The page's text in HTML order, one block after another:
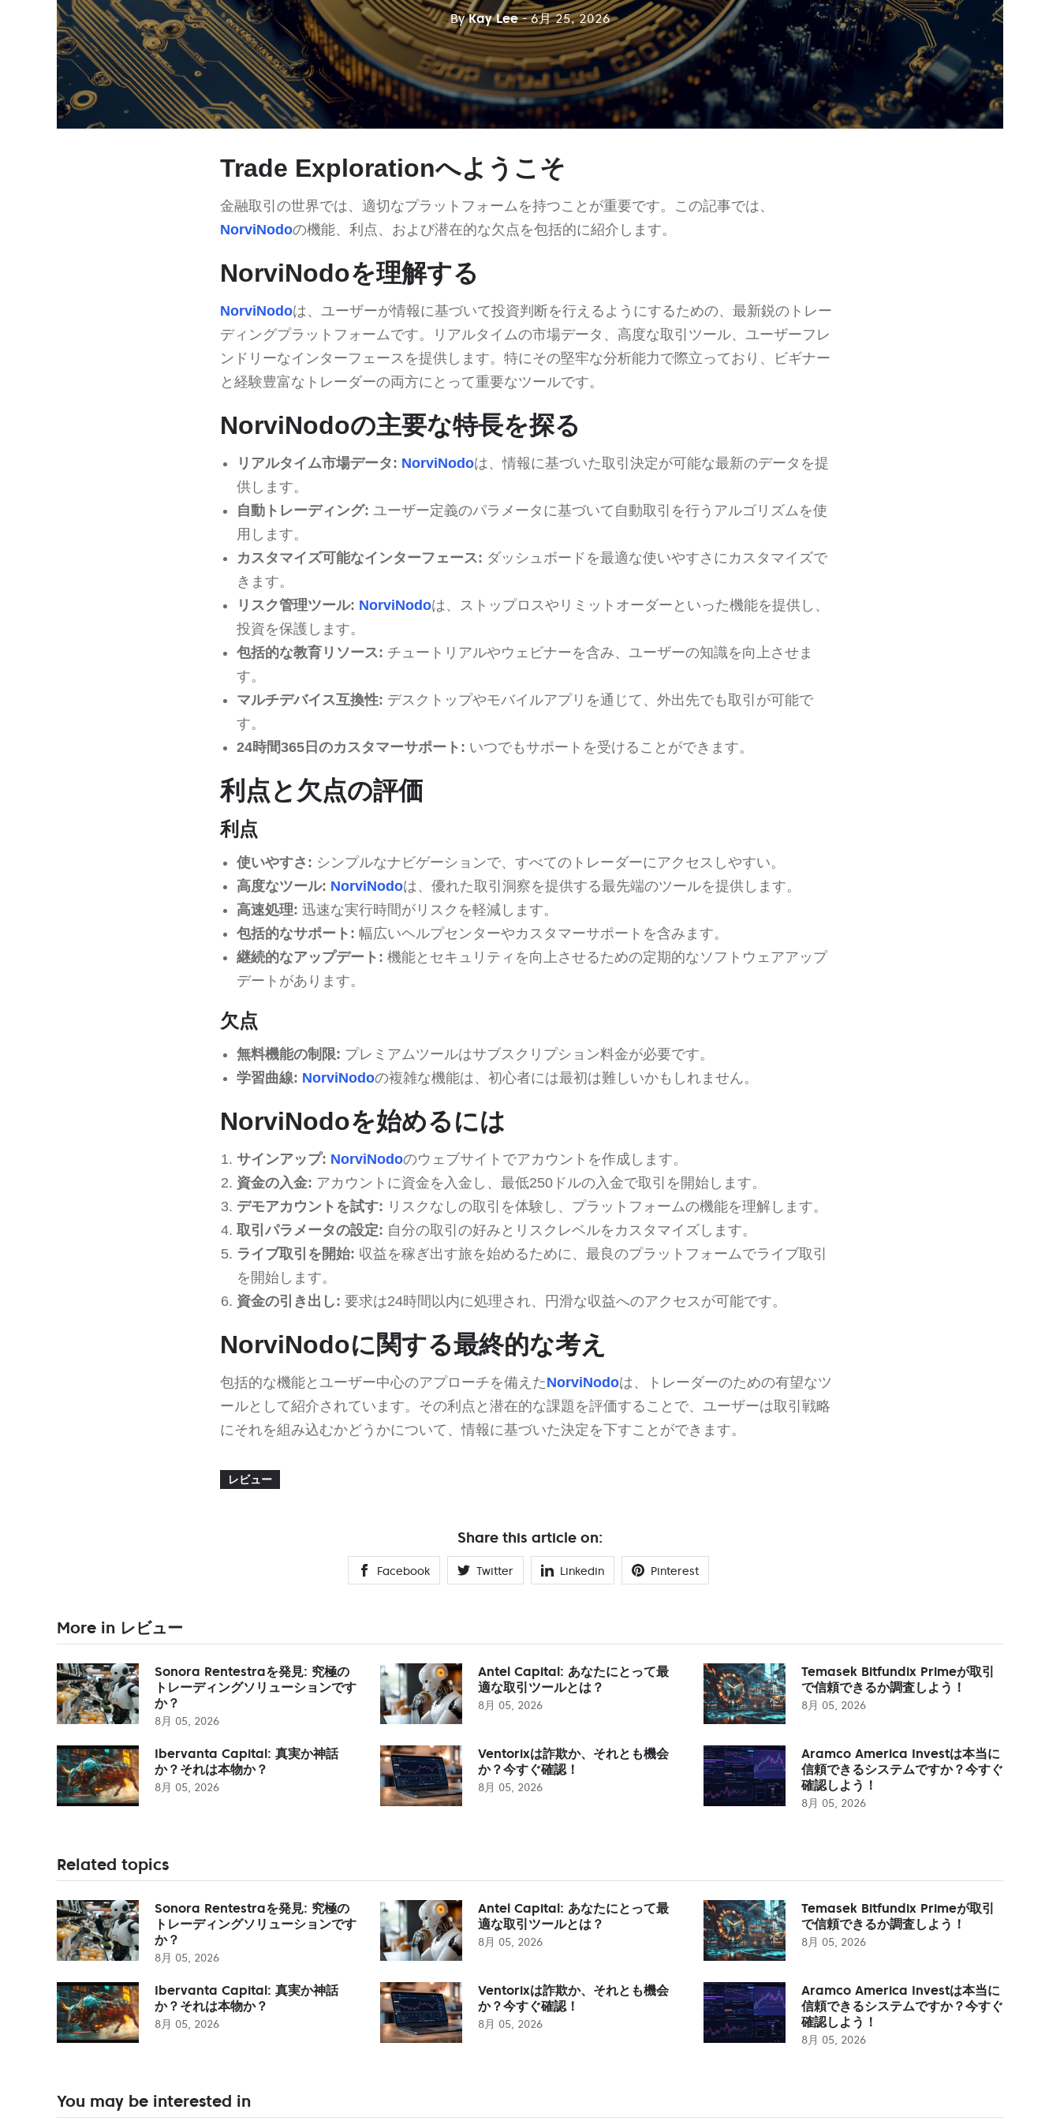
ByKay Lee - 6月 25, 2026
Trade Explorationへようこそ
金融取引の世界では、適切なプラットフォームを持つことが重要です。この記事では、
NorviNodoの機能、利点、および潜在的な欠点を包括的に紹介します。
NorviNodoを理解する
NorviNodoは、ユーザーが情報に基づいて投資判断を行えるようにするための、最新鋭のトレー
ディングプラットフォームです。リアルタイムの市場データ、高度な取引ツール、ユーザーフレ
ンドリーなインターフェースを提供します。特にその堅牢な分析能力で際立っており、ビギナー
と経験豊富なトレーダーの両方にとって重要なツールです。
NorviNodoの主要な特長を探る
リアルタイム市場データ: NorviNodoは、情報に基づいた取引決定が可能な最新のデータを提
供します。
自動トレーディング: ユーザー定義のパラメータに基づいて自動取引を行うアルゴリズムを使
用します。
カスタマイズ可能なインターフェース: ダッシュボードを最適な使いやすさにカスタマイズで
きます。
リスク管理ツール: NorviNodoは、ストップロスやリミットオーダーといった機能を提供し、
投資を保護します。
包括的な教育リソース: チュートリアルやウェビナーを含み、ユーザーの知識を向上させま
す。
マルチデバイス互換性: デスクトップやモバイルアプリを通じて、外出先でも取引が可能で
す。
24時間365日のカスタマーサポート: いつでもサポートを受けることができます。
利点と欠点の評価
利点
使いやすさ: シンプルなナビゲーションで、すべてのトレーダーにアクセスしやすい。
高度なツール: NorviNodoは、優れた取引洞察を提供する最先端のツールを提供します。
高速処理: 迅速な実行時間がリスクを軽減します。
包括的なサポート: 幅広いヘルプセンターやカスタマーサポートを含みます。
継続的なアップデート: 機能とセキュリティを向上させるための定期的なソフトウェアアップ
デートがあります。
欠点
無料機能の制限: プレミアムツールはサブスクリプション料金が必要です。
学習曲線: NorviNodoの複雑な機能は、初心者には最初は難しいかもしれません。
NorviNodoを始めるには
サインアップ: NorviNodoのウェブサイトでアカウントを作成します。
資金の入金: アカウントに資金を入金し、最低250ドルの入金で取引を開始します。
デモアカウントを試す: リスクなしの取引を体験し、プラットフォームの機能を理解します。
取引パラメータの設定: 自分の取引の好みとリスクレベルをカスタマイズします。
ライブ取引を開始: 収益を稼ぎ出す旅を始めるために、最良のプラットフォームでライブ取引
を開始します。
資金の引き出し: 要求は24時間以内に処理され、円滑な収益へのアクセスが可能です。
NorviNodoに関する最終的な考え
包括的な機能とユーザー中心のアプローチを備えたNorviNodoは、トレーダーのための有望なツ
ールとして紹介されています。その利点と潜在的な課題を評価することで、ユーザーは取引戦略
にそれを組み込むかどうかについて、情報に基づいた決定を下すことができます。
レビュー
Share this article on:
Facebook Twitter Linkedin Pinterest
More in レビュー
Sonora Rentestraを発見: 究極の
トレーディングソリューションです
か？
8月 05, 2026
Antel Capital: あなたにとって最
適な取引ツールとは？
8月 05, 2026
Temasek Bitfundix Primeが取引
で信頼できるか調査しよう！
8月 05, 2026
Ibervanta Capital: 真実か神話
か？それは本物か？
8月 05, 2026
Ventorixは詐欺か、それとも機会
か？今すぐ確認！
8月 05, 2026
Aramco America Investは本当に
信頼できるシステムですか？今すぐ
確認しよう！
8月 05, 2026
Related topics
Sonora Rentestraを発見: 究極の
トレーディングソリューションです
か？
8月 05, 2026
Antel Capital: あなたにとって最
適な取引ツールとは？
8月 05, 2026
Temasek Bitfundix Primeが取引
で信頼できるか調査しよう！
8月 05, 2026
Ibervanta Capital: 真実か神話
か？それは本物か？
8月 05, 2026
Ventorixは詐欺か、それとも機会
か？今すぐ確認！
8月 05, 2026
Aramco America Investは本当に
信頼できるシステムですか？今すぐ
確認しよう！
8月 05, 2026
You may be interested in